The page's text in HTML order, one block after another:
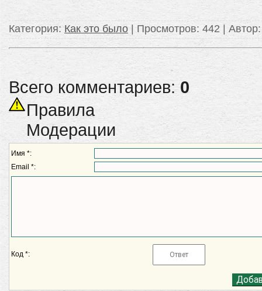
Категория: Как это было Просмотров: 442 | Автор
Всего комментариев: 0
Правила
Модерации
Имя *:
Email *:
Код *: